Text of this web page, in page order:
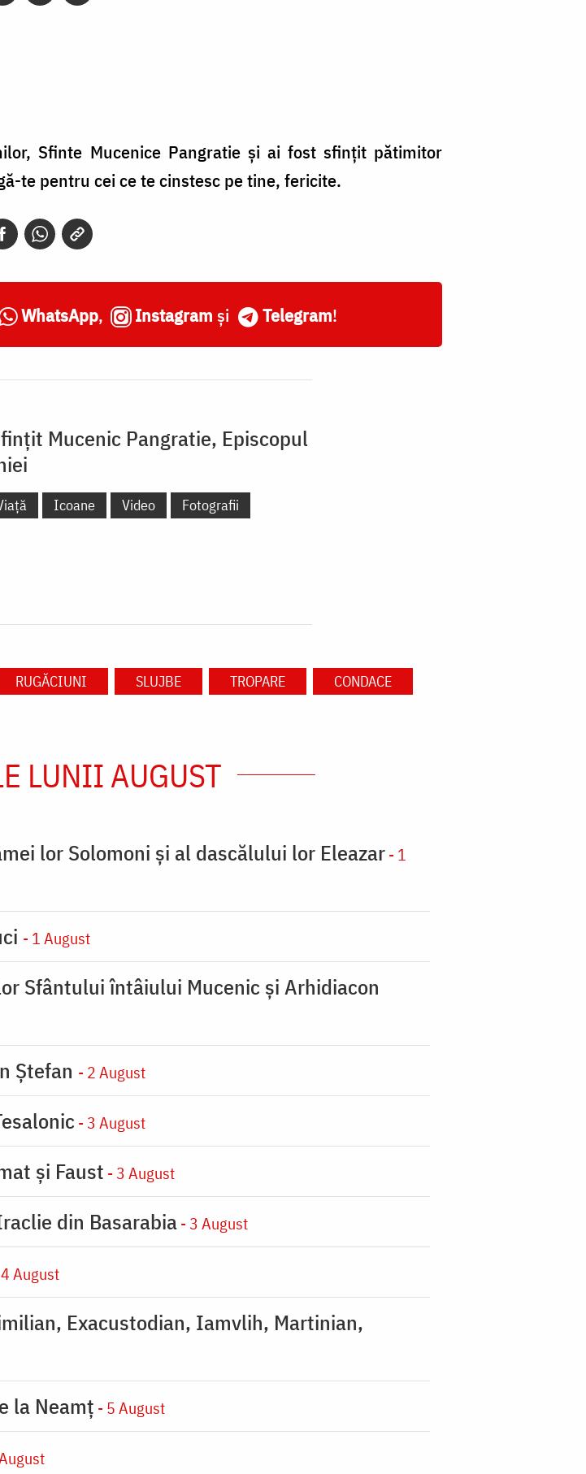
Sfinte Mucenice Pangratie şi ai fost sfinţit pătimitor
te pentru cei ce te cinstesc pe tine, fericite.
WhatsApp, Instagram și Telegram!
Mucenic Pangratie, Episcopul
Icoane Video Fotografii
RUGĂCIUNI SLUJBE TROPARE CONDACE
LUNII AUGUST
lor Solomoni şi al dascălului lor Eleazar- 1
- 1 August
Sfântului întâiului Mucenic şi Arhidiacon
Ștefan - 2 August
- 3 August
şi Faust - 3 August
din Basarabia- 3 August
August
Exacustodian, Iamvlih, Martinian,
la Neamț - 5 August